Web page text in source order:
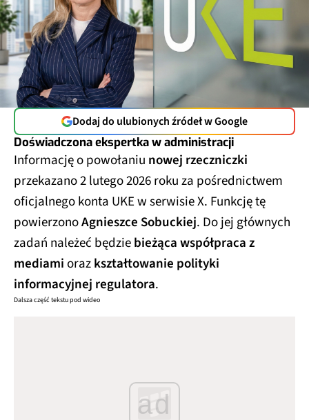
Dodaj do ulubionych źródeł w Google
Doświadczona ekspertka w administracji
Informację o powołaniu nowej rzeczniczki
przekazano 2 lutego 2026 roku za pośrednictwem
oficjalnego konta UKE w serwisie X. Funkcję tę
powierzonoAgnieszce Sobuckiej. Do jej głównych
zadań należeć będziebieżąca współpraca z
mediamiorazkształtowanie polityki
informacyjnej regulatora.
Dalsza część tekstu pod wideo
ad